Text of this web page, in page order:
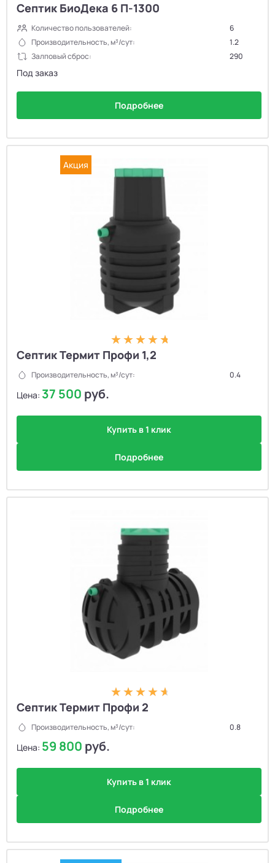
Септик БиоДека 6 П-1300
Количество пользователей:
6
Производительность, м³/сут:
1.2
Залповый сброс:
290
Под заказ
Подробнее
Акция
Септик Термит Профи 1,2
Производительность, м³/сут: 0.4
Цена: 37 500 руб.
Купить в 1 клик
Подробнее
Септик Термит Профи 2
Производительность, м³/сут: 0.8
Цена: 59 800 руб.
Купить в 1 клик
Подробнее